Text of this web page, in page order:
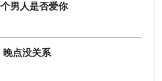
男人是否爱你
晚点没关系